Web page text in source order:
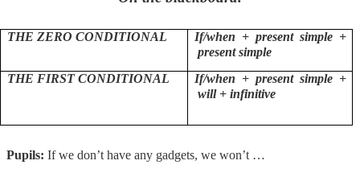
THE ZERO CONDITIONAL
If/when + present simple +
present simple
THE FIRST CONDITIONAL
If/when + present simple +
will + infinitive
Pupils: If we don’t have any gadgets, we won’t …